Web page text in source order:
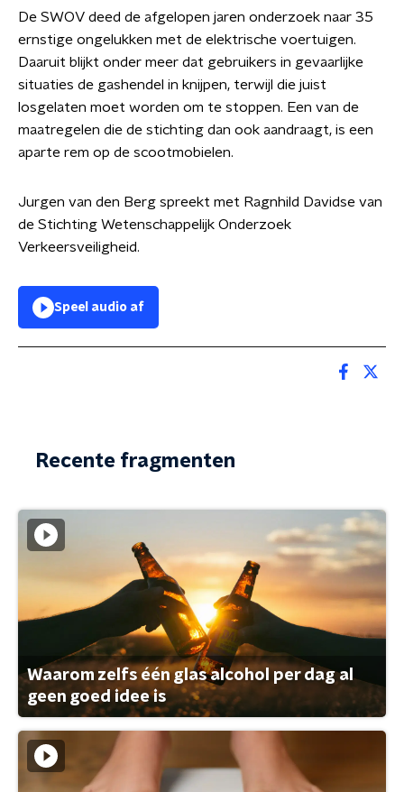
De SWOV deed de afgelopen jaren onderzoek naar 35
ernstige ongelukken met de elektrische voertuigen.
Daaruit blijkt onder meer dat gebruikers in gevaarlijke
situaties de gashendel in knijpen, terwijl die juist
losgelaten moet worden om te stoppen. Een van de
maatregelen die de stichting dan ook aandraagt, is een
aparte rem op de scootmobielen.
Jurgen van den Berg spreekt met Ragnhild Davidse van
de Stichting Wetenschappelijk Onderzoek
Verkeersveiligheid.
Speel audio af
Recente fragmenten
Waarom zelfs één glas alcohol per dag al
geen goed idee is